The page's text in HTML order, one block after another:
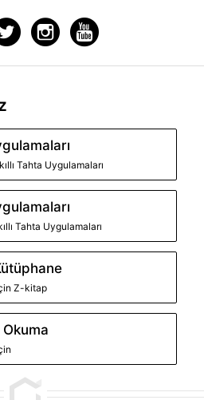
Tahta Uygulamaları
Tahta Uygulamaları
Z-kitap
Okuma